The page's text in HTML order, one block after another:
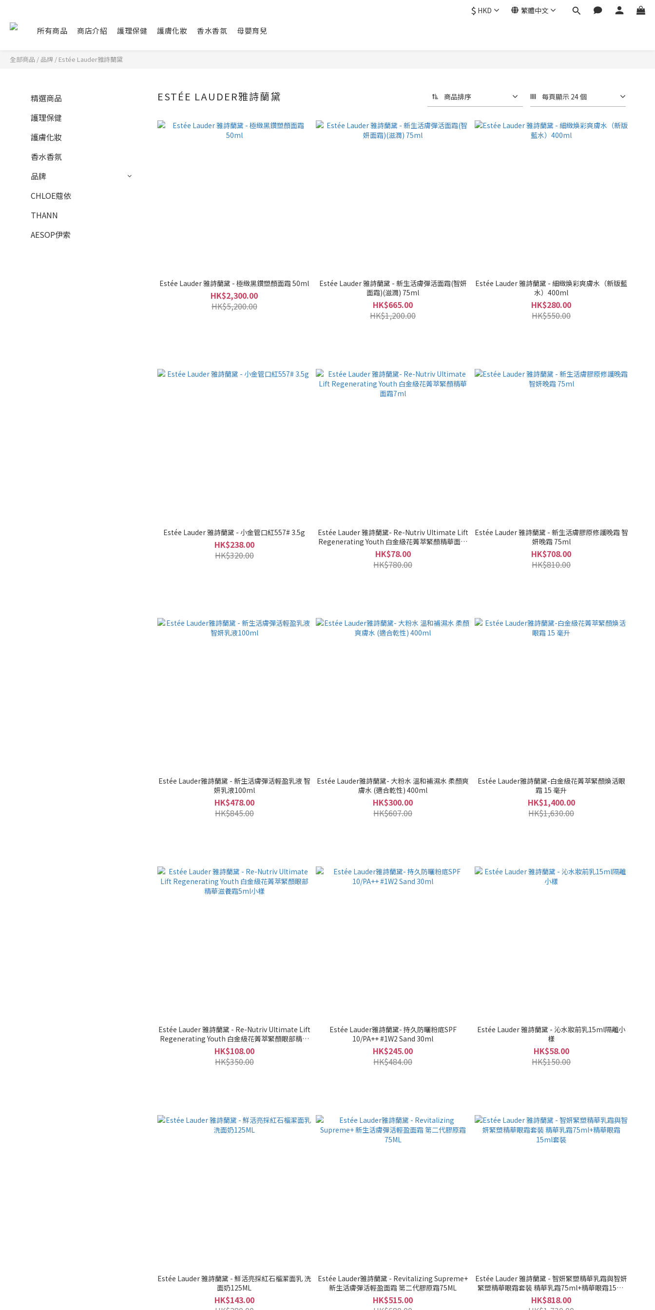
$ HKD 繁體中文
所有商品 商店介紹 護理保健 護膚化妝 香水香氛 母嬰育兒
全部商品 / 品牌 / Estée Lauder雅詩蘭黛
精選商品
護理保健
護膚化妝
香水香氛
品牌
CHLOE蔻依
THANN
AESOP伊索
ESTÉE LAUDER雅詩蘭黛 商品排序 每頁顯示 24 個
Estée Lauder 雅詩蘭黛 - 極緻黑鑽塑顏面霜 50ml
HK$2,300.00
HK$5,200.00
Estée Lauder 雅詩蘭黛 - 新生活膚彈活面霜(智妍
面霜)(滋潤) 75ml
HK$665.00
HK$1,200.00
Estée Lauder 雅詩蘭黛 - 細緻煥彩爽膚水（新版藍
水）400ml
HK$280.00
HK$550.00
Estée Lauder 雅詩蘭黛 - 小金管口紅557# 3.5g
HK$238.00
HK$320.00
Estée Lauder 雅詩蘭黛- Re-Nutriv Ultimate Lift
Regenerating Youth 白金級花菁萃緊顏精華面霜
7ml
HK$78.00
HK$780.00
Estée Lauder 雅詩蘭黛 - 新生活膚膠原修護晚霜 智
妍晚霜 75ml
HK$708.00
HK$810.00
Estée Lauder雅詩蘭黛 - 新生活膚彈活輕盈乳液 智
妍乳液100ml
HK$478.00
HK$845.00
Estée Lauder雅詩蘭黛- 大粉水 溫和補濕水 柔顏爽
膚水 (適合乾性) 400ml
HK$300.00
HK$607.00
Estée Lauder雅詩蘭黛-白金級花菁萃緊顏煥活眼
霜 15 毫升
HK$1,400.00
HK$1,630.00
Estée Lauder 雅詩蘭黛 - Re-Nutriv Ultimate Lift
Regenerating Youth 白金級花菁萃緊顏眼部精華
滋養霜5ml小樣
HK$108.00
HK$350.00
Estée Lauder雅詩蘭黛- 持久防曬粉底SPF
10/PA++ #1W2 Sand 30ml
HK$245.00
HK$484.00
Estée Lauder 雅詩蘭黛 - 沁水妝前乳15ml隔離小
樣
HK$58.00
HK$150.00
Estée Lauder 雅詩蘭黛 - 鮮活亮採紅石榴潔面乳 洗
面奶125ML
HK$143.00
Estée Lauder雅詩蘭黛 - Revitalizing Supreme+
新生活膚彈活輕盈面霜 第二代膠原霜75ML
HK$515.00
Estée Lauder 雅詩蘭黛 - 智妍緊塑精華乳霜與智妍
緊塑精華眼霜套裝 精華乳霜75ml+精華眼霜15ml
套裝
HK$818.00